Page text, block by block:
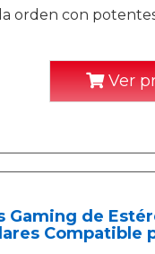
orden con
Ver
Gaming de
Compatible